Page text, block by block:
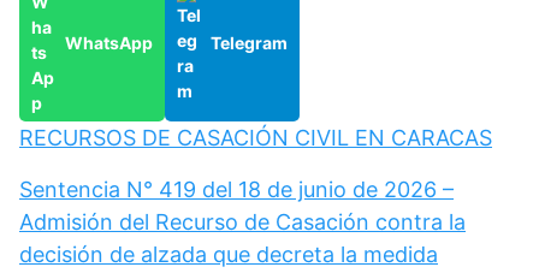
WhatsApp Telegram
RECURSOS DE CASACIÓN CIVIL EN CARACAS
Sentencia N° 419 del 18 de junio de 2026 –
Admisión del Recurso de Casación contra la
decisión de alzada que decreta la medida